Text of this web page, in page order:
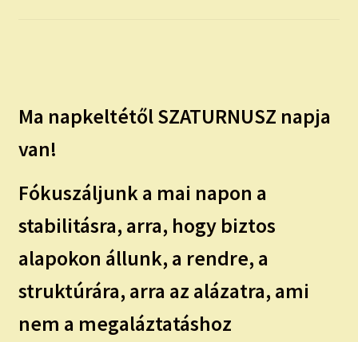
IRATKOZZ FEL A VIDEÓ CSATORNÁNKRA!
TAROT ELEMZÉS MEGRENDELÉSE LIMITÁLT!
Ma napkeltétől SZATURNUSZ napja
van!
Fókuszáljunk a mai napon a
stabilitásra, arra, hogy biztos
alapokon állunk, a rendre, a
struktúrára, arra az alázatra, ami
nem a megaláztatáshoz